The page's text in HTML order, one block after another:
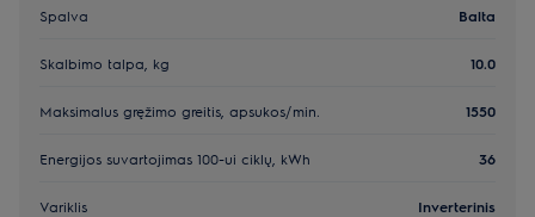
Spalva Balta
Skalbimo talpa, kg 10.0
Maksimalus gręžimo greitis, apsukos/min. 1550
Energijos suvartojimas 100-ui ciklų, kWh 36
Variklis Inverterinis